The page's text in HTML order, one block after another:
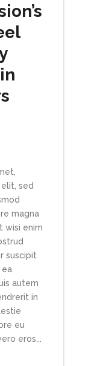
sed
magna
wisi enim
suscipit
ea
autem
in
eu
eros...